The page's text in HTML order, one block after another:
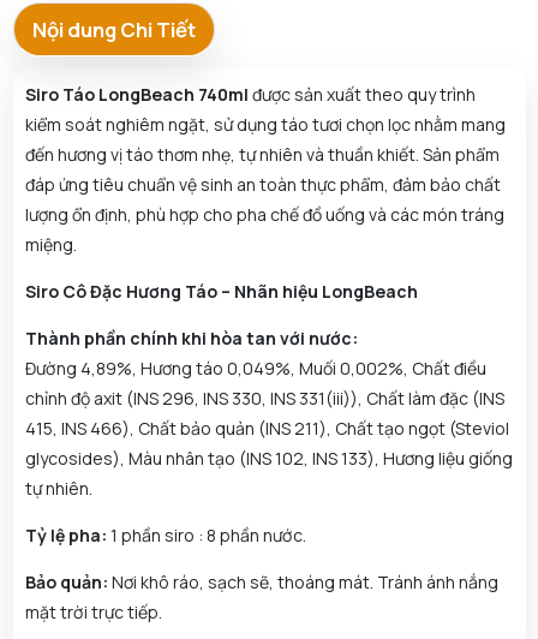
Nội dung Chi Tiết
Siro Táo LongBeach 740ml được sản xuất theo quy trình
kiểm soát nghiêm ngặt, sử dụng táo tươi chọn lọc nhằm mang
đến hương vị táo thơm nhẹ, tự nhiên và thuần khiết. Sản phẩm
đáp ứng tiêu chuẩn vệ sinh an toàn thực phẩm, đảm bảo chất
lượng ổn định, phù hợp cho pha chế đồ uống và các món tráng
miệng.
Siro Cô Đặc Hương Táo – Nhãn hiệu LongBeach
Thành phần chính khi hòa tan với nước:
Đường 4,89%, Hương táo 0,049%, Muối 0,002%, Chất điều
chỉnh độ axit (INS 296, INS 330, INS 331(iii)), Chất làm đặc (INS
415, INS 466), Chất bảo quản (INS 211), Chất tạo ngọt (Steviol
glycosides), Màu nhân tạo (INS 102, INS 133), Hương liệu giống
tự nhiên.
Tỷ lệ pha: 1 phần siro : 8 phần nước.
Bảo quản: Nơi khô ráo, sạch sẽ, thoáng mát. Tránh ánh nắng
mặt trời trực tiếp.